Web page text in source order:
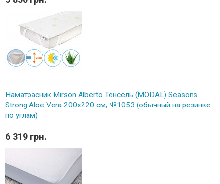
Наматрасник Mirson Alberto Тенсель (MODAL) Seasons
Strong Aloe Vera 200x220 см, №1053 (обычный на резинке
по углам)
6 319 грн.